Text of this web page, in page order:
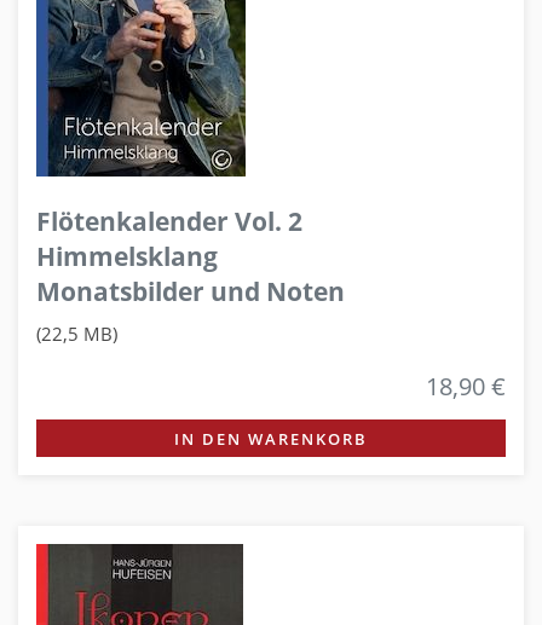
Flötenkalender Vol. 2
Himmelsklang
Monatsbilder und Noten
(22,5 MB)
18,90 €
IN DEN WARENKORB